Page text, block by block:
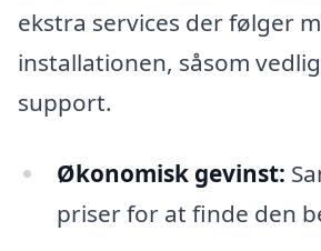
ekstra services der følger
installationen, såsom
support.
Økonomisk gevinst:
priser for at finde den